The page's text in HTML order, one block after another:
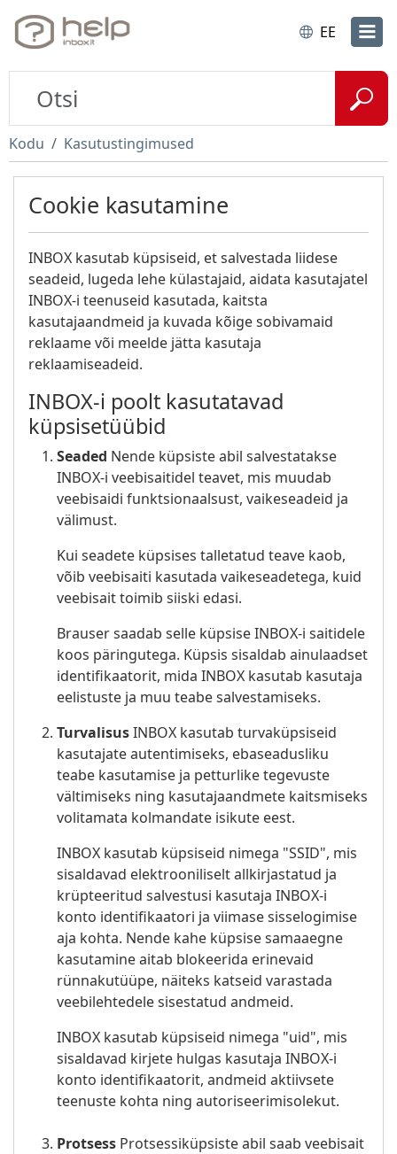
EE
Kodu Kasutustingimused
Cookie kasutamine
INBOX kasutab küpsiseid, et salvestada liidese
seadeid, lugeda lehe külastajaid, aidata kasutajatel
INBOX-i teenuseid kasutada, kaitsta
kasutajaandmeid ja kuvada kõige sobivamaid
reklaame või meelde jätta kasutaja
reklaamiseadeid.
INBOX-i poolt kasutatavad
küpsisetüübid
Seaded Nende küpsiste abil salvestatakse
INBOX-i veebisaitidel teavet, mis muudab
veebisaidi funktsionaalsust, vaikeseadeid ja
välimust.
Kui seadete küpsises talletatud teave kaob,
võib veebisaiti kasutada vaikeseadetega, kuid
veebisait toimib siiski edasi.
Brauser saadab selle küpsise INBOX-i saitidele
koos päringutega. Küpsis sisaldab ainulaadset
identifikaatorit, mida INBOX kasutab kasutaja
eelistuste ja muu teabe salvestamiseks.
TurvalisusINBOX kasutab turvaküpsiseid
kasutajate autentimiseks, ebaseadusliku
teabe kasutamise ja petturlike tegevuste
vältimiseks ning kasutajaandmete kaitsmiseks
volitamata kolmandate isikute eest.
INBOX kasutab küpsiseid nimega "SSID", mis
sisaldavad elektrooniliselt allkirjastatud ja
krüpteeritud salvestusi kasutaja INBOX-i
konto identifikaatori ja viimase sisselogimise
aja kohta. Nende kahe küpsise samaaegne
kasutamine aitab blokeerida erinevaid
rünnakutüüpe, näiteks katseid varastada
veebilehtedele sisestatud andmeid.
INBOX kasutab küpsiseid nimega "uid", mis
sisaldavad kirjete hulgas kasutaja INBOX-i
konto identifikaatorit, andmeid aktiivsete
teenuste kohta ning autoriseerimisolekut.
Protsess Protsessiküpsiste abil saab veebisait